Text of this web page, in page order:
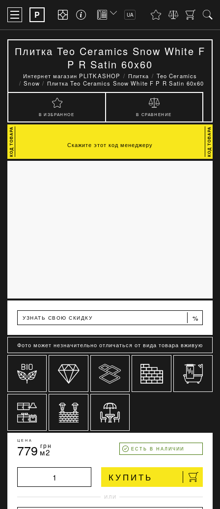
P UA
Плитка Teo Ceramics Snow White F
P R Satin 60x60
Интернет магазин PLITKASHOP Плитка
Teo Ceramics
Snow
Плитка Teo Ceramics Snow White F P R Satin 60x60
В ИЗБРАННОЕ В СРАВНЕНИЕ
УЗНАТЬ СВОЮ СКИДКУ %
Фото может незначительно отличаться от вида товара вживую
ЦЕНА
779 грн
м2 ЕСТЬ В НАЛИЧИИ
КУПИТЬ
ИЛИ
Скажите этот код менеджеру